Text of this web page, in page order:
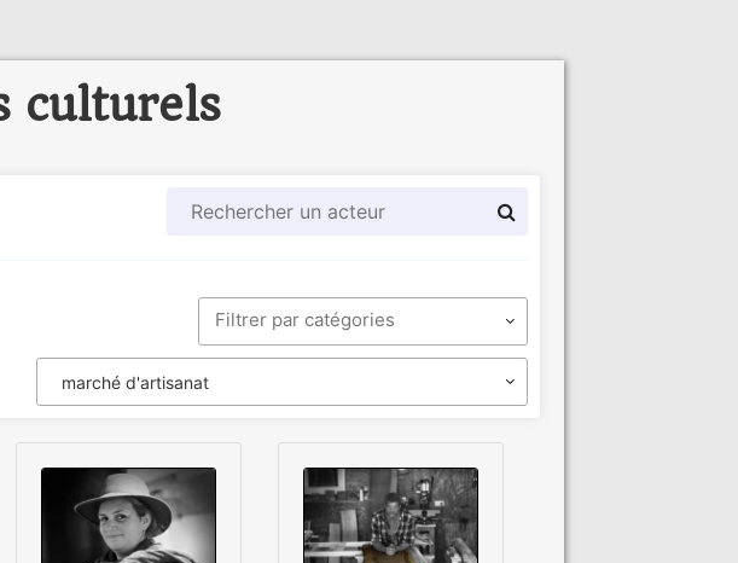
culturels
marché d'artisanat